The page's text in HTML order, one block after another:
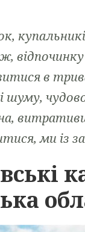
в
шуму,
ми із